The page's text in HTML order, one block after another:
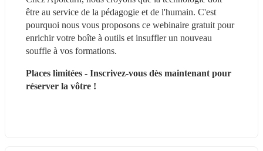
être au service de la pédagogie et de l'humain. C'est
pourquoi nous vous proposons ce webinaire gratuit pour
enrichir votre boîte à outils et insuffler un nouveau
souffle à vos formations.
Places limitées - Inscrivez-vous dès maintenant pour
réserver la vôtre !